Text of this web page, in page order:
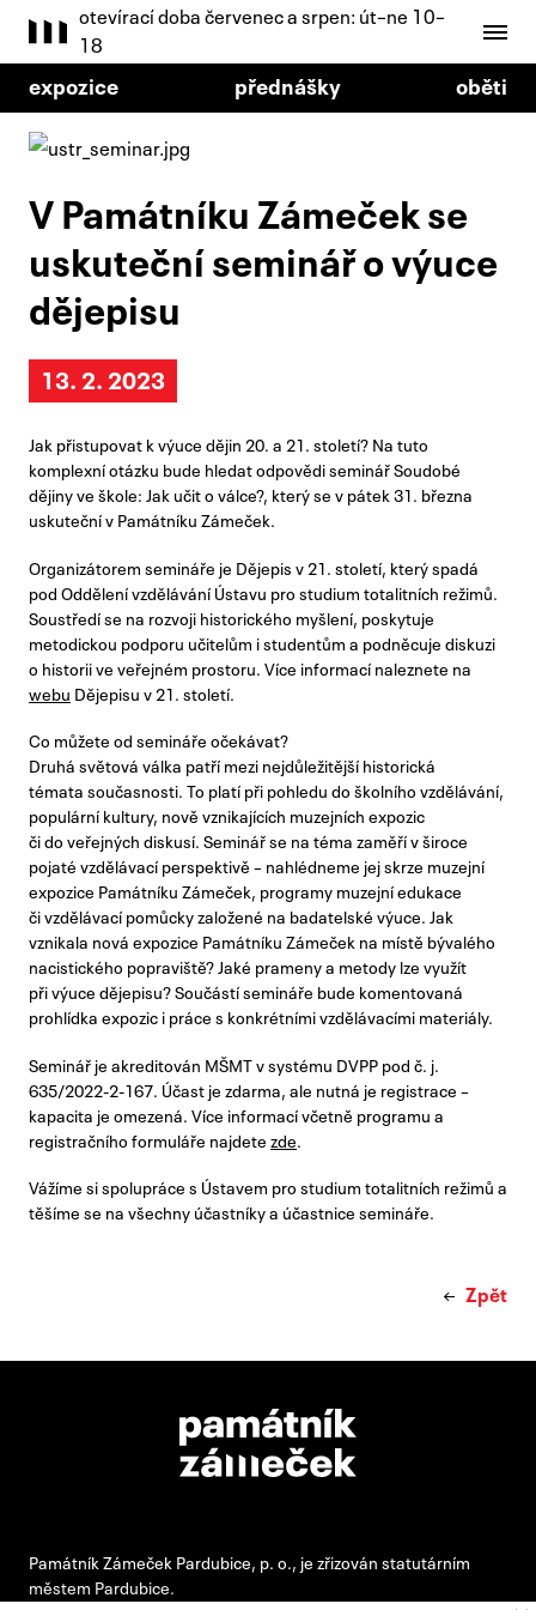
otevírací doba červenec a srpen: út–ne 10–
18
expozice přednášky oběti
V Památníku Zámeček se
uskuteční seminář o výuce
dějepisu
13. 2. 2023
Jak přistupovat k výuce dějin 20. a 21. století? Na tuto
komplexní otázku bude hledat odpovědi seminář Soudobé
dějiny ve škole: Jak učit o válce?, který se v pátek 31. března
uskuteční v Památníku Zámeček.
Organizátorem semináře je Dějepis v 21. století, který spadá
pod Oddělení vzdělávání Ústavu pro studium totalitních režimů.
Soustředí se na rozvoji historického myšlení, poskytuje
metodickou podporu učitelům i studentům a podněcuje diskuzi
o historii ve veřejném prostoru. Více informací naleznete na
webu Dějepisu v 21. století.
Co můžete od semináře očekávat?
Druhá světová válka patří mezi nejdůležitější historická
témata současnosti. To platí při pohledu do školního vzdělávání,
populární kultury, nově vznikajících muzejních expozic
či do veřejných diskusí. Seminář se na téma zaměří v široce
pojaté vzdělávací perspektivě –⁠ nahlédneme jej skrze muzejní
expozice Památníku Zámeček, programy muzejní edukace
či vzdělávací pomůcky založené na badatelské výuce. Jak
vznikala nová expozice Památníku Zámeček na místě bývalého
nacistického popraviště? Jaké prameny a metody lze využít
při výuce dějepisu? Součástí semináře bude komentovaná
prohlídka expozic i práce s konkrétními vzdělávacími materiály.
Seminář je akreditován MŠMT v systému DVPP pod č. j.
635/2022-2-167. Účast je zdarma, ale nutná je registrace –
kapacita je omezená. Více informací včetně programu a
registračního formuláře najdete zde
Vážíme si spolupráce s Ústavem pro studium totalitních režimů a
těšíme se na všechny účastníky a účastnice semináře.
Zpět
Památník Zámeček Pardubice, p. o., je zřizován statutárním
městem Pardubice.